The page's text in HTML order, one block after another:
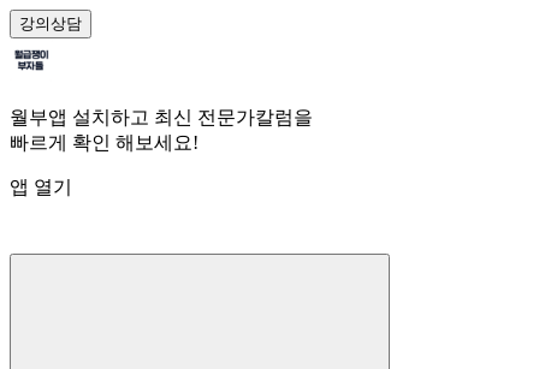
강의상담
월부앱 설치하고 최신 전문가칼럼을
빠르게 확인 해보세요!
앱 열기